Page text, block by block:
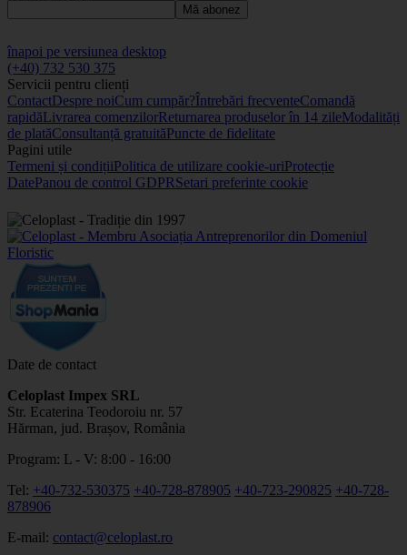
Mă abonez
înapoi pe versiunea desktop
(+40) 732 530 375
Servicii pentru clienți
ContactDespre noiCum cumpăr?Întrebări frecventeComandă
rapidăLivrarea comenzilorReturnarea produselor în 14 zileModalități
de platăConsultanță gratuităPuncte de fidelitate
Pagini utile
Termeni și condițiiPolitica de utilizare cookie-uriProtecție
DatePanou de control GDPRSetari preferinte cookie
Date de contact
Celoplast Impex SRL
Str. Ecaterina Teodoroiu nr. 57
Hărman, jud. Brașov, România
Program: L - V: 8:00 - 16:00
Tel: +40-732-530375 +40-728-878905 +40-723-290825 +40-728-
878906
E-mail: contact@celoplast.ro